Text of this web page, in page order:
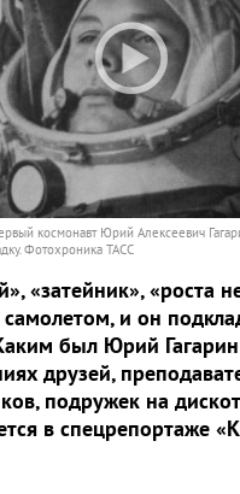
космонавт Юрий Алексеевич
Фотохроника ТАСС
«затейник», «роста
и он
был Юрий
друзей,
подружек на
в спецрепортаже